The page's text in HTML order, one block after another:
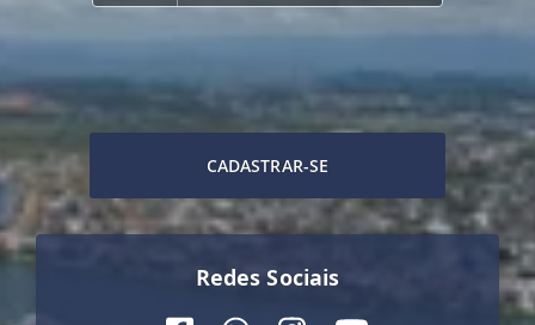
CADASTRAR-SE
Redes Sociais